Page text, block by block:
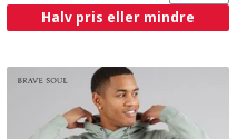
Halv pris eller mindre